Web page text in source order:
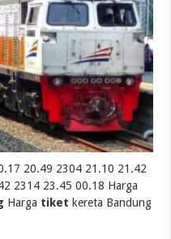
20.49 2304 21.10 21.42
2314 23.45 00.18 Harga
Harga tiket kereta Bandung